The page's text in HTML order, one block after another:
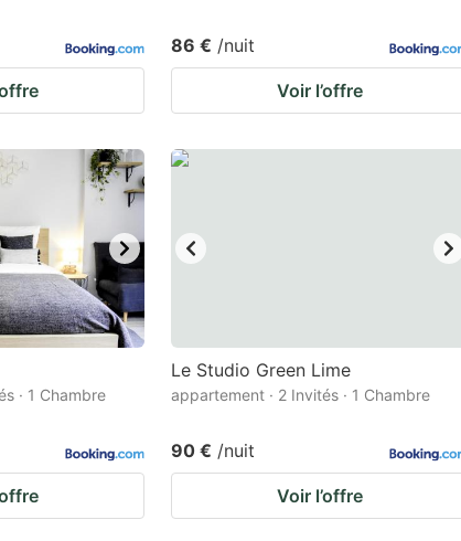
86 € /nuit
Voir l’offre
· 1 Chambre
Le Studio Green Lime
appartement · 2 Invités · 1 Chambre
90 € /nuit
Voir l’offre